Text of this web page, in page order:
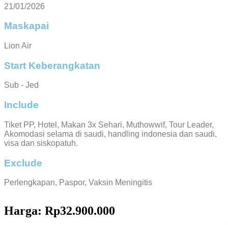
21/01/2026
Maskapai
Lion Air
Start Keberangkatan
Sub - Jed
Include
Tiket PP, Hotel, Makan 3x Sehari, Muthowwif, Tour Leader,
Akomodasi selama di saudi, handling indonesia dan saudi,
visa dan siskopatuh.
Exclude
Perlengkapan, Paspor, Vaksin Meningitis
Harga: Rp32.900.000